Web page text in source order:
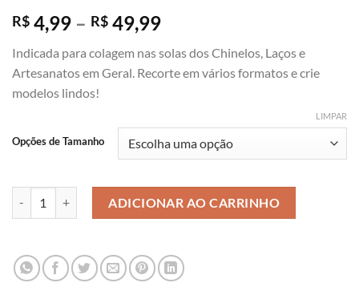
R$ 4,99 – R$ 49,99Faixa
preço:
R$ 4,99
Indicada para colagem nas solas dos Chinelos, Laços e
Artesanatos em Geral. Recorte em vários formatos e crie
modelos lindos!
Opções de Tamanho
LIMPAR
ADICIONAR AO CARRINHO